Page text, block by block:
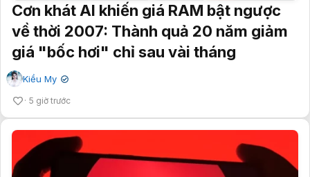
Cơn khát AI khiến giá RAM bật ngược
về thời 2007: Thành quả 20 năm giảm
giá "bốc hơi" chỉ sau vài tháng
Kiều My ✔
5 giờ trước